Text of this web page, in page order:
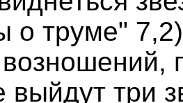
о труме"
выйдут три